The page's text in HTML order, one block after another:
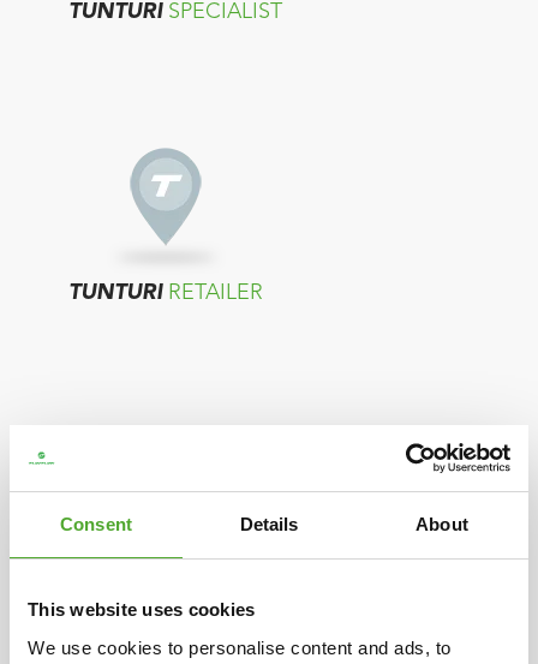
Consent Details About
This website uses cookies
We use cookies to personalise content and ads, to
TUNTURISPECIALIST
TUNTURIRETAILER
Als in uw land geen verkopers worden